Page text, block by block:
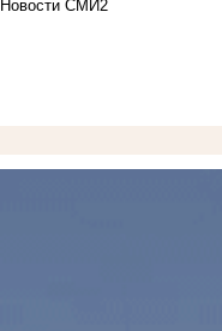
Новости СМИ2